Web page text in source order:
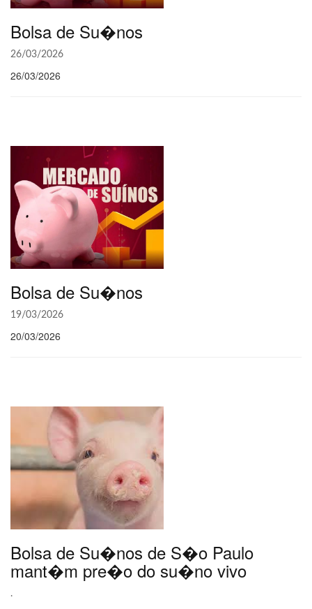
Bolsa de Su�nos
26/03/2026
26/03/2026
Bolsa de Su�nos
19/03/2026
20/03/2026
Bolsa de Su�nos de S�o Paulo
mant�m pre�o do su�no vivo
.